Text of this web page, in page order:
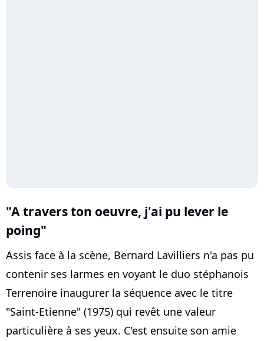
"A travers ton oeuvre, j'ai pu lever le
poing"
Assis face à la scène, Bernard Lavilliers n'a pas pu
contenir ses larmes en voyant le duo stéphanois
Terrenoire inaugurer la séquence avec le titre
"Saint-Etienne" (1975) qui revêt une valeur
particulière à ses yeux. C'est ensuite son amie